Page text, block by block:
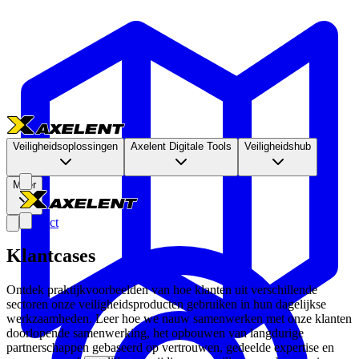
Veiligheidsoplossingen Axelent Digitale Tools Veiligheidshub
Meer
Contact
Klantcases
Ontdek praktijkvoorbeelden van hoe klanten uit verschillende
sectoren onze veiligheidsproducten gebruiken in hun dagelijkse
werkzaamheden. Leer hoe we nauw samenwerken met onze klanten
doorlopende samenwerking, het opbouwen van langdurige
partnerschappen gebaseerd op vertrouwen, gedeelde expertise en